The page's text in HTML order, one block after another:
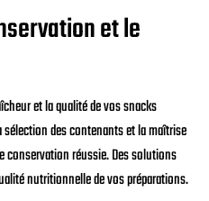
et le
et la qualité de vos snacks
des contenants et la maîtrise
conservation réussie. Des solutions
nutritionnelle de vos préparations.